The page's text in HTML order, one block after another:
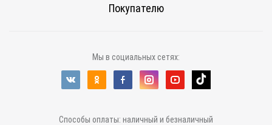
Покупателю
Мы в социальных сетях:
Способы оплаты: наличный и безналичный